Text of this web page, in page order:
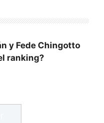
y Fede Chingotto
ranking?